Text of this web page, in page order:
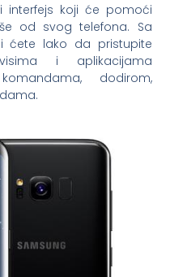
interfejs koji će pomoći
od svog telefona. Sa
ćete lako da pristupite
i aplikacijama
dodirom,